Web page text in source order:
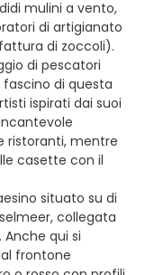
mulini a vento,
di artigianato
di zoccoli).
di pescatori
fascino di questa
ispirati dai suoi
ristoranti, mentre
casette con il
situato su di
collegata
qui si
frontone